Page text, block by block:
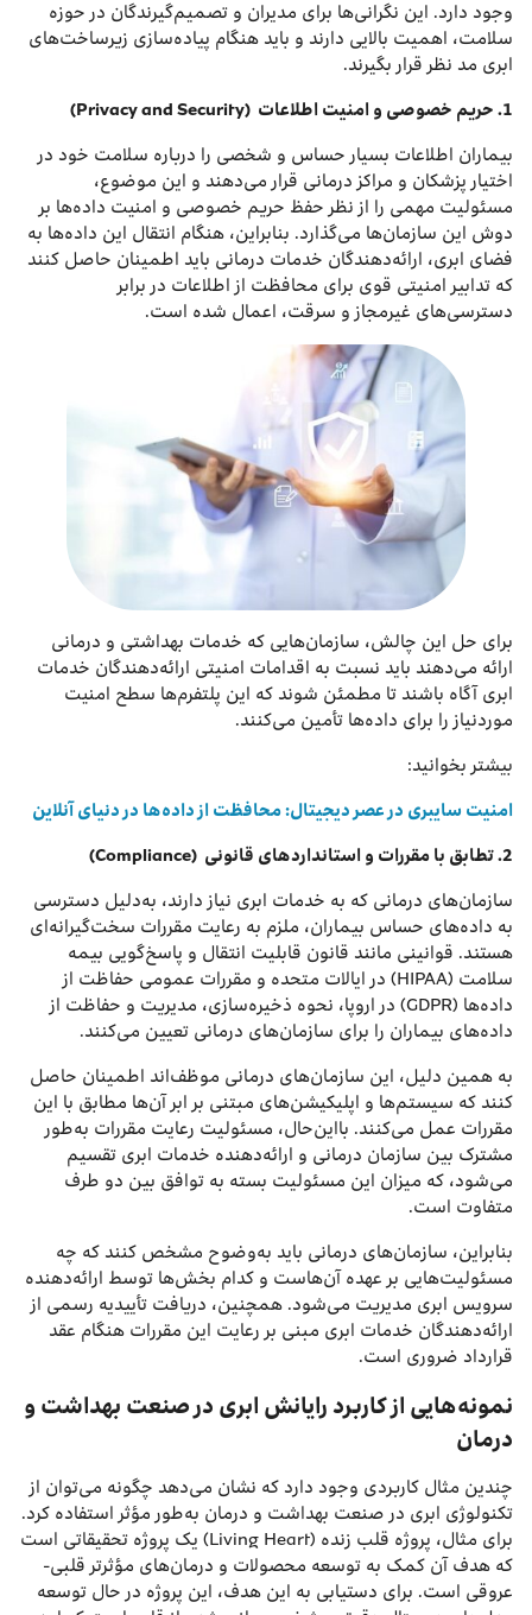
وجود دارد. این نگرانی‌ها برای مدیران و تصمیم‌گیرندگان در حوزه
سلامت، اهمیت بالایی دارند و باید هنگام پیاده‌سازی زیرساخت‌های
ابری مد نظر قرار بگیرند.
1
. حریم خصوصی و امنیت اطلاعات (Privacy and Security)
بیماران اطلاعات بسیار حساس و شخصی را درباره سلامت خود در
اختیار پزشکان و مراکز درمانی قرار می‌دهند و این موضوع،
مسئولیت مهمی را از نظر حفظ حریم خصوصی و امنیت داده‌ها بر
دوش این سازمان‌ها می‌گذارد. بنابراین، هنگام انتقال این داده‌ها به
فضای ابری، ارائه‌دهندگان خدمات درمانی باید اطمینان حاصل کنند
که تدابیر امنیتی قوی برای محافظت از اطلاعات در برابر
دسترسی‌های غیرمجاز و سرقت، اعمال شده است.
برای حل این چالش، سازمان‌هایی که خدمات بهداشتی و درمانی
ارائه می‌دهند باید نسبت به اقدامات امنیتی ارائه‌دهندگان خدمات
ابری آگاه باشند تا مطمئن شوند که این پلتفرم‌ها سطح امنیت
موردنیاز را برای داده‌ها تأمین می‌کنند.
بیشتر بخوانید:
امنیت سایبری در عصر دیجیتال: محافظت از داده‌ها در دنیای آنلاین
2
.تطابق با مقررات و استانداردهای قانونی (Compliance)
سازمان‌های درمانی که به خدمات ابری نیاز دارند، به‌دلیل دسترسی
به داده‌های حساس بیماران، ملزم به رعایت مقررات سخت‌گیرانه‌ای
هستند. قوانینی مانند قانون قابلیت انتقال و پاسخ‌گویی بیمه
سلامت (HIPAA) در ایالات متحده و مقررات عمومی حفاظت از
داده‌ها (GDPR) در اروپا، نحوه ذخیره‌سازی، مدیریت و حفاظت از
داده‌های بیماران را برای سازمان‌های درمانی تعیین می‌کنند.
به همین دلیل، این سازمان‌های درمانی موظف‌اند اطمینان حاصل
کنند که سیستم‌ها و اپلیکیشن‌های مبتنی بر ابر آن‌ها مطابق با این
مقررات عمل می‌کنند. بااین‌حال، مسئولیت رعایت مقررات به‌طور
مشترک بین سازمان درمانی و ارائه‌دهنده خدمات ابری تقسیم
می‌شود، که میزان این مسئولیت بسته به توافق بین دو طرف
متفاوت است.
بنابراین، سازمان‌های درمانی باید به‌وضوح مشخص کنند که چه
مسئولیت‌هایی بر عهده آن‌هاست و کدام بخش‌ها توسط ارائه‌دهنده
سرویس ابری مدیریت می‌شود. همچنین، دریافت تأییدیه رسمی از
ارائه‌دهندگان خدمات ابری مبنی بر رعایت این مقررات هنگام عقد
قرارداد ضروری است.
نمونه‌هایی از کاربرد رایانش ابری در صنعت بهداشت و
درمان
چندین مثال کاربردی وجود دارد که نشان می‌دهد چگونه می‌توان از
تکنولوژی ابری در صنعت بهداشت و درمان به‌طور مؤثر استفاده کرد.
برای مثال، پروژه قلب زنده (Living Heart) یک پروژه تحقیقاتی است
که هدف آن کمک به توسعه محصولات و درمان‌های مؤثرتر قلبی-
عروقی است. برای دستیابی به این هدف، این پروژه در حال توسعه